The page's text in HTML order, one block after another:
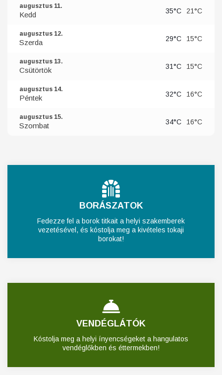
augusztus 11.
Kedd 35°C 21°C
augusztus 12.
Szerda 29°C 15°C
augusztus 13.
Csütörtök 31°C 15°C
augusztus 14.
Péntek 32°C 16°C
augusztus 15.
Szombat 34°C 16°C
BORÁSZATOK
Fedezze fel a borok titkait a helyi szakemberek
vezetésével, és kóstolja meg a kivételes tokaji
borokat!
VENDÉGLÁTÓK
Kóstolja meg a helyi ínyencségeket a hangulatos
vendéglőkben és éttermekben!